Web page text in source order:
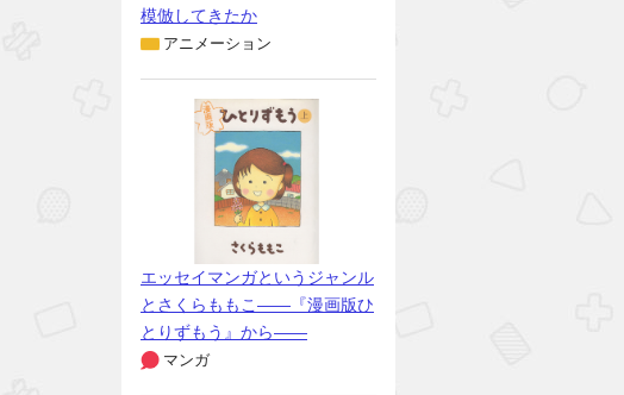
模倣してきたか
アニメーション
エッセイマンガというジャンル
とさくらももこ――『漫画版ひ
とりずもう』から――
マンガ